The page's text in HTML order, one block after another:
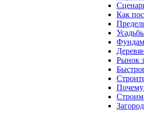
Как
Рынок
Почему